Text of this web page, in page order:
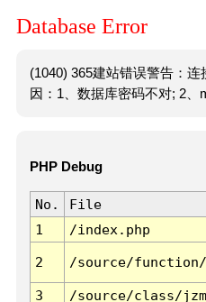
Database Error
(1040) 365建站错误警告：
因：1、数据库密码不对; 2、
PHP Debug
No. File
1
/index.php
2 /source/
3 /source/class/